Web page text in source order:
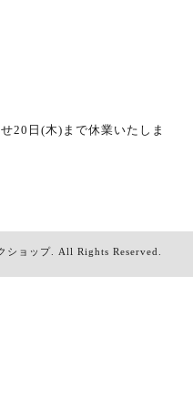
20日(木)まで休業いたしま
ショップ. All Rights Reserved.